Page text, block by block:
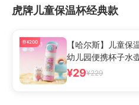
虎牌儿童保温杯经典款
券¥200
【哈尔斯】儿童保
幼儿园便携杯子水
¥29¥229